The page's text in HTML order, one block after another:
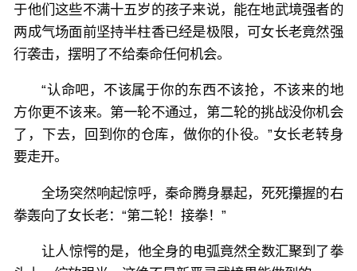
于他们这些不满十五岁的孩子来说，能在地武境强者的
两成气场面前坚持半柱香已经是极限，可女长老竟然强
行袭击，摆明了不给秦命任何机会。
“认命吧，不该属于你的东西不该抢，不该来的地
方你更不该来。第一轮不通过，第二轮的挑战没你机会
了，下去，回到你的仓库，做你的仆役。”女长老转身
要走开。
全场突然响起惊呼，秦命腾身暴起，死死攥握的右
拳轰向了女长老：“第二轮！接拳！”
让人惊愕的是，他全身的电弧竟然全数汇聚到了拳